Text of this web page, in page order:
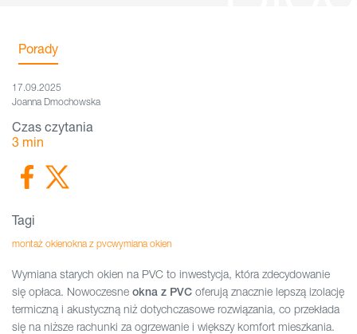
Wymiana starych okien na PVC to inwestycja, która zdecydowanie
się opłaca. Nowoczesne okna z PVC oferują znacznie lepszą izolację
termiczną i akustyczną niż dotychczasowe rozwiązania, co przekłada
się na niższe rachunki za ogrzewanie i większy komfort mieszkania.
Porady
17.09.2025
Joanna Dmochowska
Czas czytania
3 min
Tagi
montaż okienokna z pvcwymiana okien